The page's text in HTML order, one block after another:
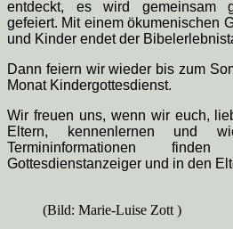
entdeckt, es wird gemeinsam
gefeiert. Mit einem ökumenischen
und Kinder endet der
Dann feiern wir wieder bis zum
Monat Kindergottesdienst.
Wir freuen uns, wenn wir euch,
Eltern, kennenlernen und
Termininformationen
Gottesdienstanzeiger und in den
(Bild: Marie-Luise Zott )